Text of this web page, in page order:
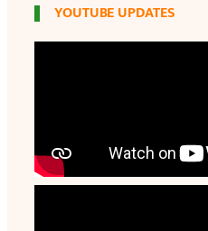
YOUTUBE UPDATES